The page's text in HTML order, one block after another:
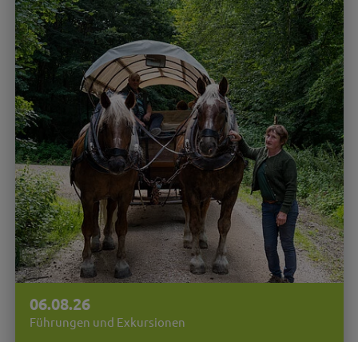
06.08.26
Führungen und Exkursionen